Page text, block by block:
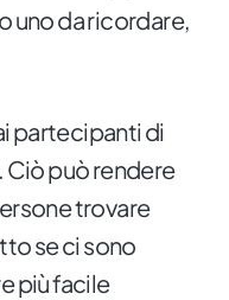
uno da ricordare,
partecipanti di
Ciò può rendere
trovare
se ci sono
più facile